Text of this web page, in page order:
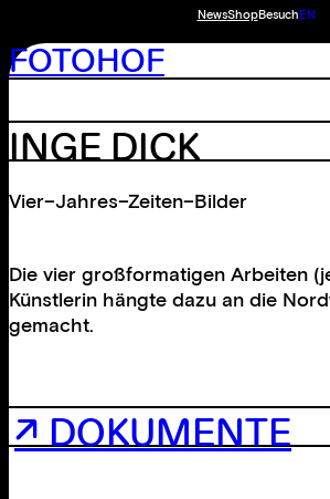
NewsShopBesuchEN
FOTOHOF
INGE DICK
Vier–Jahres–Zeiten–Bilder
Die vier großformatigen Arbeiten
Künstlerin hängte dazu an die
gemacht.
↗ DOKUMENTE